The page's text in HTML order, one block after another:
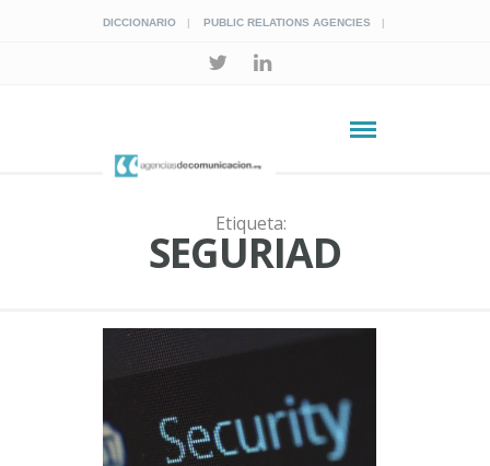
DICCIONARIO PUBLIC RELATIONS AGENCIES
Etiqueta:
SEGURIAD